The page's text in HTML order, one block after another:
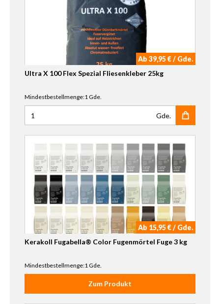
Ab 39,95 € / Gde.
Ultra X 100 Flex Spezial Fliesenkleber 25kg
Mindestbestellmenge:1 Gde.
Anzahl für Ultra X 100 Flex Spezial Fliesenkleber 25kg
Gde.
Ab 15,95 € / Gde.
Kerakoll Fugabella® Color Fugenmörtel Fuge 3 kg
Mindestbestellmenge:1 Gde.
Zum Produkt